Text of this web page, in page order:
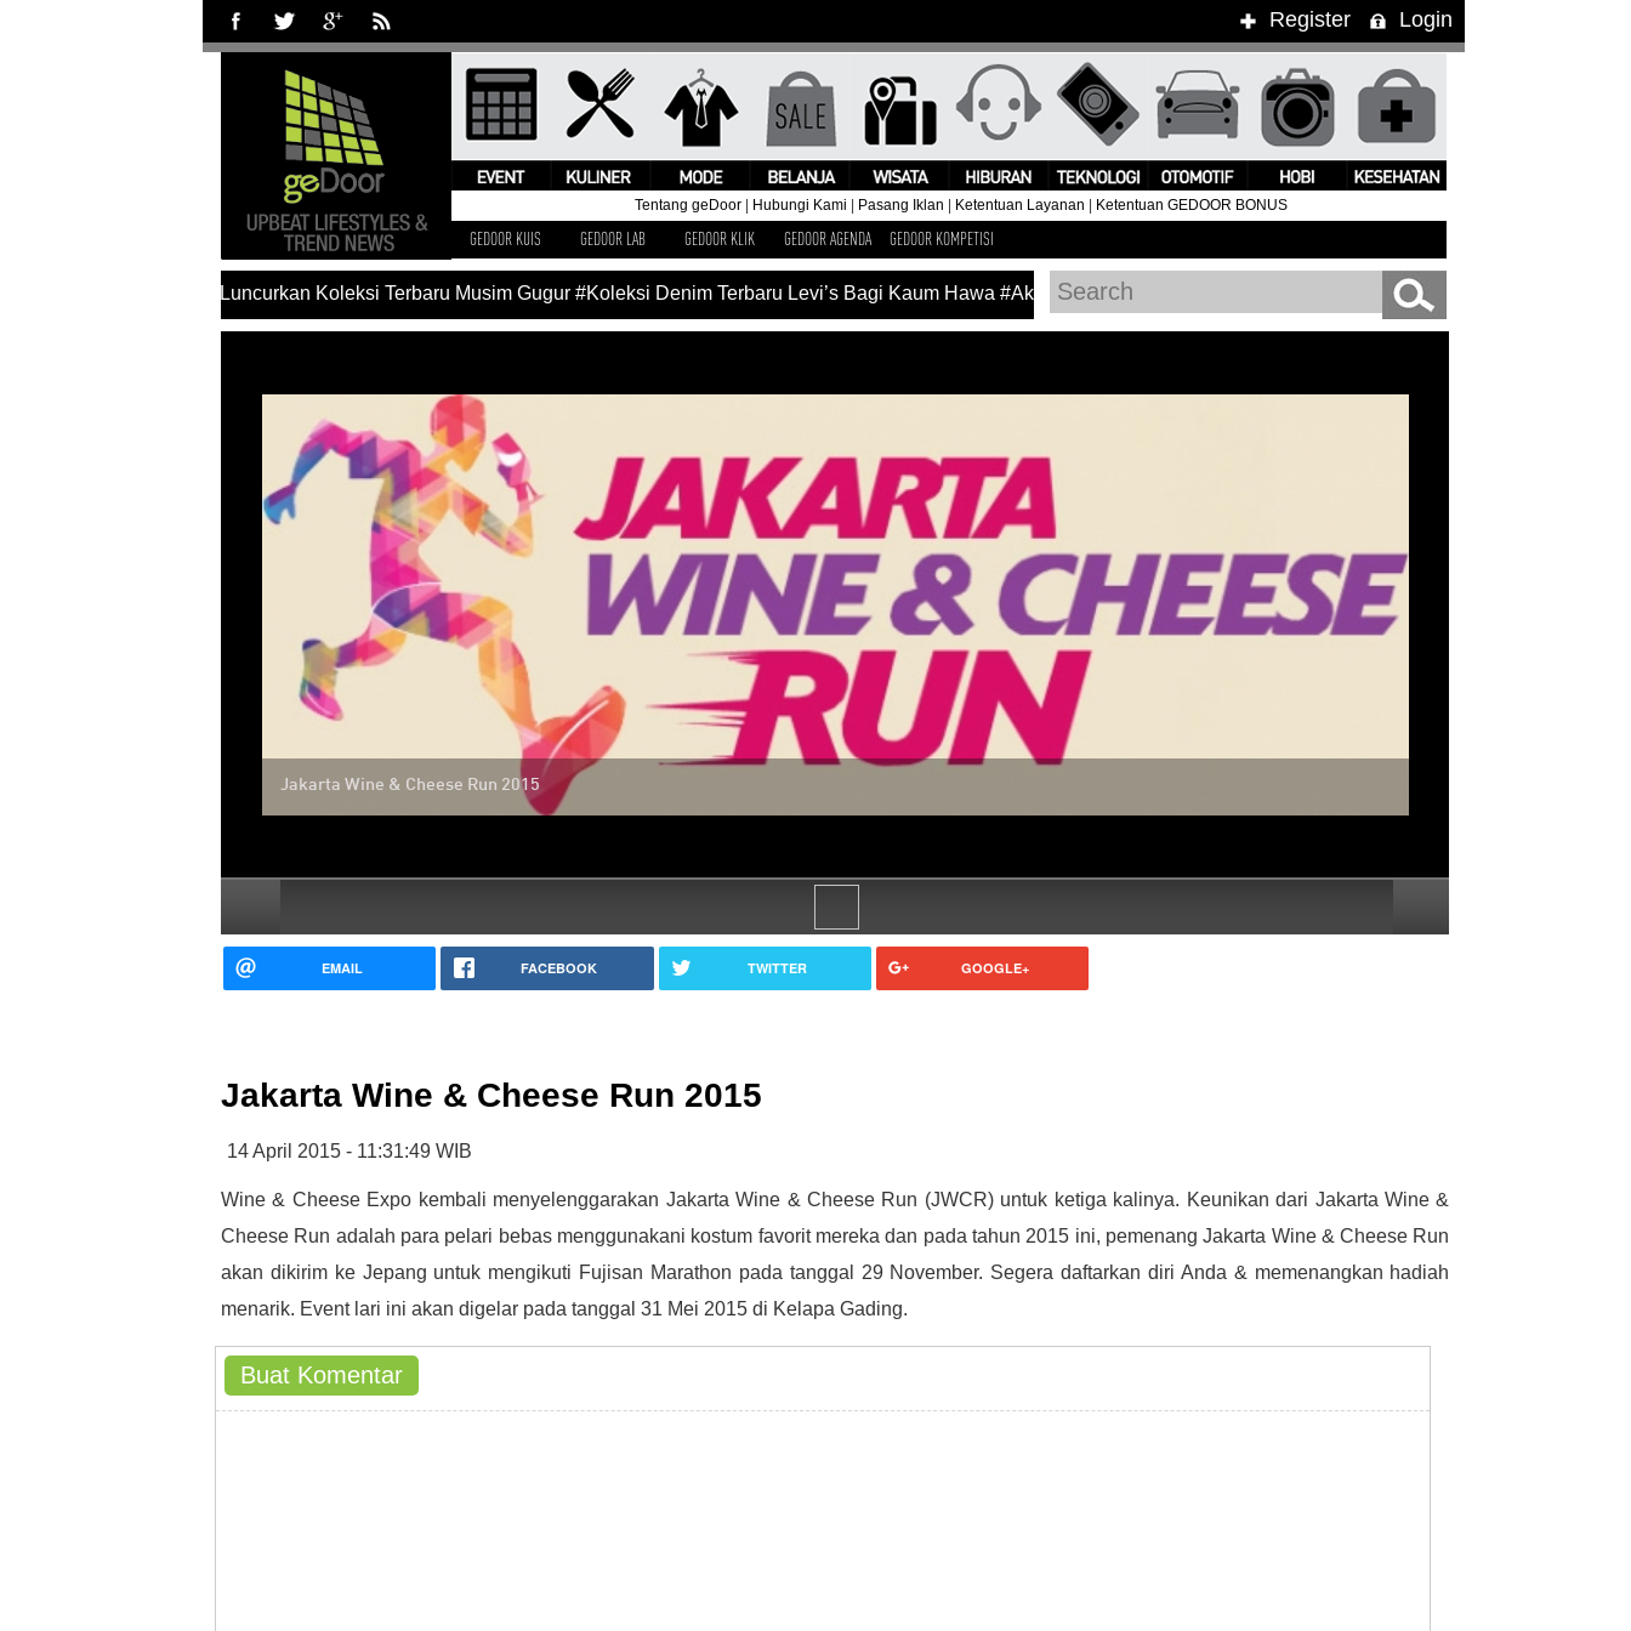
Register Login
Tentang geDoor Hubungi Kami Pasang Iklan Ketentuan Layanan Ketentuan GEDOOR BONUS
GEDOOR KUIS GEDOOR LAB GEDOOR KLIK GEDOOR AGENDA GEDOOR KOMPETISI
#Charles & Keith Luncurkan Koleksi Terbaru Musim Gugur #Koleksi Denim Terbaru Levi’s Bagi Kaum Hawa #Aksi Panggung Kimbra Pukau Penonton WTF 2015
Jakarta Wine & Cheese Run 2015
EMAIL FACEBOOK TWITTER GOOGLE+
Jakarta Wine & Cheese Run 2015
14 April 2015 - 11:31:49 WIB
Wine & Cheese Expo kembali menyelenggarakan Jakarta Wine & Cheese Run (JWCR) untuk ketiga kalinya. Keunikan dari Jakarta Wine &
Cheese Run adalah para pelari bebas menggunakani kostum favorit mereka dan pada tahun 2015 ini, pemenang Jakarta Wine & Cheese Run
akan dikirim ke Jepang untuk mengikuti Fujisan Marathon pada tanggal 29 November. Segera daftarkan diri Anda & memenangkan hadiah
menarik. Event lari ini akan digelar pada tanggal 31 Mei 2015 di Kelapa Gading.
Buat Komentar